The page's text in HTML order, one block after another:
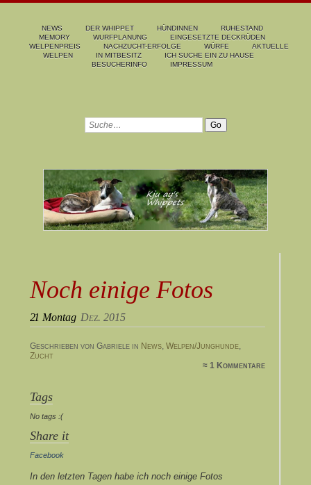
NEWS DER WHIPPET HÜNDINNEN
RUHESTAND
MEMORY
WURFPLANUNG
EINGESETZTE DECKRÜDEN
WELPENPREIS
NACHZUCHT-ERFOLGE WÜRFE
AKTUELLE
WELPEN
IN MITBESITZ
ICH SUCHE EIN ZU HAUSE
BESUCHERINFO
IMPRESSUM
Noch einige Fotos
21 Montag Dez. 2015
Geschrieben von Gabriele in News, Welpen/Junghunde,
Zucht
≈ 1 Kommentare
Tags
No tags :(
Share it
Facebook
In den letzten Tagen habe ich noch einige Fotos